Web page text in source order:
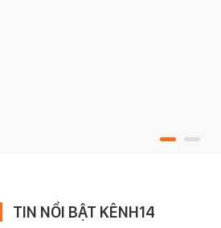
TIN NỔI BẬT KÊNH14